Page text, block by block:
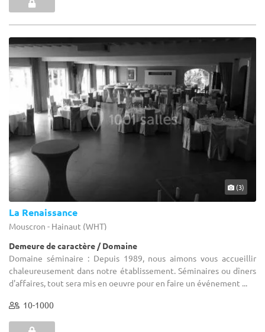
(3)
La Renaissance
Mouscron - Hainaut (WHT)
Demeure de caractère / Domaine
Domaine séminaire : Depuis 1989, nous aimons vous accueillir
chaleureusement dans notre établissement. Séminaires ou dîners
d'affaires, tout sera mis en oeuvre pour en faire un événement ...
10-1000